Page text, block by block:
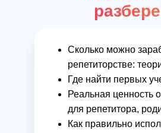
Сколько можно
репетиторстве:
Где найти первых
Реальная ценность
для репетитора,
Как правильно